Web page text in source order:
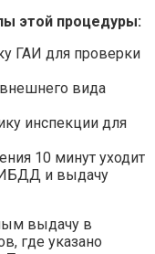
этой процедуры:
ГАИ для проверки
вида
инспекции для
10 минут уходит
и выдачу
выдачу в
где указано